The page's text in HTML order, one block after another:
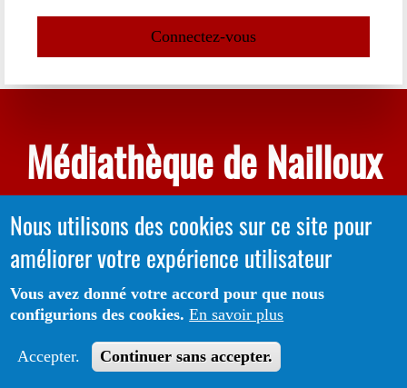
Médiathèque de Nailloux
Nous utilisons des cookies sur ce site pour
améliorer votre expérience utilisateur
Vous avez donné votre accord pour que nous
configurions des cookies. En savoir plus
Accepter. Continuer sans accepter.